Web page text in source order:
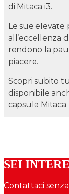
di Mitaca i3.
Le sue elevate
all’eccellenza
rendono la
piacere.
Scopri subito
disponibile
capsule Mitaca
SEI
Contattaci